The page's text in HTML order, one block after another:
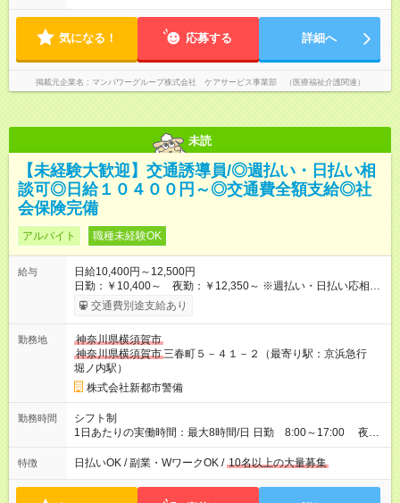
気になる！ 応募する 詳細へ
掲載元企業名 マンパワーグループ株式会社 ケアサービス事業部 （医療福祉介護関連）
未読
【未経験大歓迎】交通誘導員/◎週払い・日払い相
談可◎日給１０４００円～◎交通費全額支給◎社
会保険完備
アルバイト 職種未経験OK
給与
日給10,400円～12,500円
日勤：￥10,400～ 夜勤：￥12,350～ ※週払い・日払い応相談
【試用期間】試用期間なし
交通費別途支給あり
勤務地
神奈川県横須賀市
神奈川県横須賀市三春町５－４１－２（最寄り駅：京浜急行
堀ノ内駅）
株式会社新都市警備
勤務時間
シフト制
1日あたりの実働時間：最大8時間/日 日勤 8:00～17:00 夜
勤 20:00～05:00 ※実働8時間 休憩1時間 週２～３日からＯＫ
（但し平日２日間以上勤務できる方）
特徴 日払いOK / 副業・WワークOK / 10名以上の大量募集